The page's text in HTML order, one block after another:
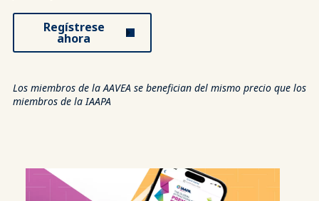
Regístrese
ahora
Los miembros de la AAVEA se benefician del mismo precio que los
miembros de la IAAPA